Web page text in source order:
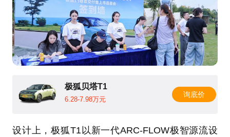
极狐贝塔T1
6.28-7.98万元
询底价
设计上，极狐T1以新一代ARC-FLOW极智源流设